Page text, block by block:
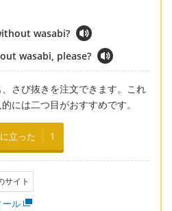
wasabi?
wasabi, please?
さび抜きを注文できます。これ
には二つ目がおすすめです。
立った 1
サイト
ール